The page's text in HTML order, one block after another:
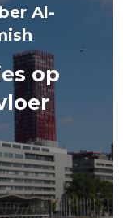
Al-
op